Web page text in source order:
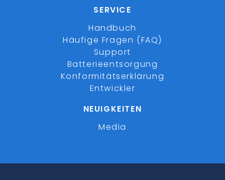
SERVICE
Handbuch
Häufige Fragen (FAQ)
Support
Batterieentsorgung
Konformitätserklärung
Entwickler
NEUIGKEITEN
Media